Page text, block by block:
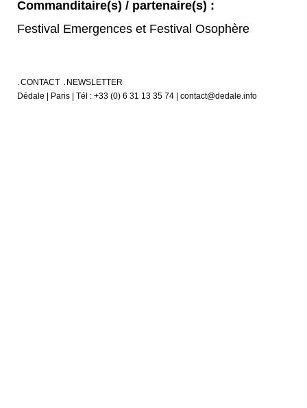
Commanditaire(s) / partenaire(s) :
Festival Emergences et Festival Osophère
CONTACT
NEWSLETTER
Dédale | Paris | Tél : +33 (0) 6 31 13 35 74 | contact@dedale.info